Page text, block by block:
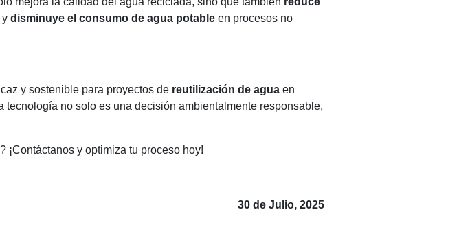
y disminuye el consumo de agua potable en procesos no
y sostenible para proyectos de reutilización de agua en
no solo es una decisión ambientalmente responsable,
y optimiza tu proceso hoy!
30 de Julio, 2025